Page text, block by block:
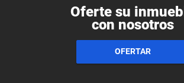
Oferte su
con nosotros
OFERTAR